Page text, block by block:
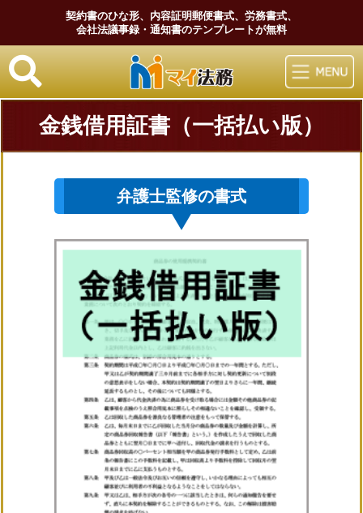
契約書のひな形、内容証明郵便書式、労務書式、
会社法議事録・通知書のテンプレートが無料
マイ法務
金銭借用証書（一括払い版）
弁護士監修の書式